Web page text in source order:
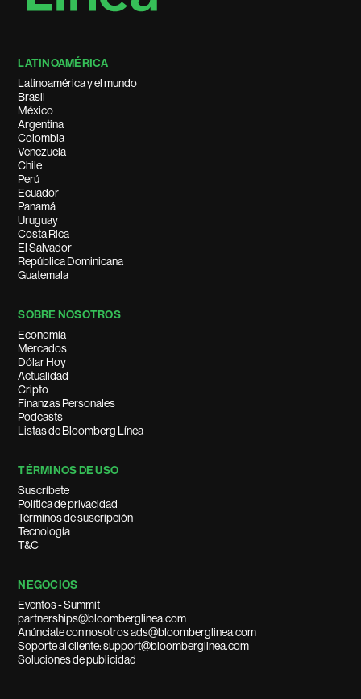
LATINOAMÉRICA
Latinoamérica y el mundo
Brasil
México
Argentina
Colombia
Venezuela
Chile
Perú
Ecuador
Panamá
Uruguay
Costa Rica
El Salvador
República Dominicana
Guatemala
SOBRE NOSOTROS
Economía
Mercados
Dólar Hoy
Actualidad
Cripto
Finanzas Personales
Podcasts
Listas de Bloomberg Línea
TÉRMINOS DE USO
Suscríbete
Política de privacidad
Términos de suscripción
Tecnología
T&C
NEGOCIOS
Eventos - Summit
partnerships@bloomberglinea.com
Anúnciate con nosotros ads@bloomberglinea.com
Soporte al cliente: support@bloomberglinea.com
Soluciones de publicidad